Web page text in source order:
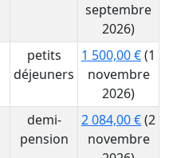
septembre
2026)
petits
déjeuners
1 500,00 €(1
novembre
2026)
demi-
pension
2 084,00 €(2
novembre